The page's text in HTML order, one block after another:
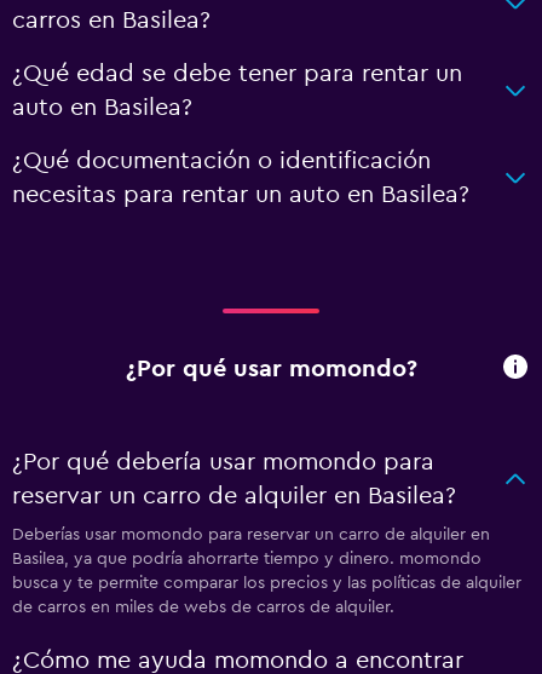
carros en Basilea?
¿Qué edad se debe tener para rentar un
auto en Basilea?
¿Qué documentación o identificación
necesitas para rentar un auto en Basilea?
¿Por qué usar momondo?
¿Por qué debería usar momondo para
reservar un carro de alquiler en Basilea?
Deberías usar momondo para reservar un carro de alquiler en
Basilea, ya que podría ahorrarte tiempo y dinero. momondo
busca y te permite comparar los precios y las políticas de alquiler
de carros en miles de webs de carros de alquiler.
¿Cómo me ayuda momondo a encontrar